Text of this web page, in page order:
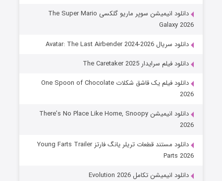
دانلود انیمیشن سوپر ماریو گلکسی The Super Mario
Galaxy 2026
دانلود سریال Avatar: The Last Airbender 2024-2026
دانلود فیلم سرایدار The Caretaker 2025
دانلود فیلم یک قاشق شکلات One Spoon of Chocolate
2026
دانلود انیمیشن There’s No Place Like Home, Snoopy
2026
دانلود مستند قطعات تریلر یانگ فارتز Young Farts Trailer
Parts 2026
دانلود انیمیشن تکامل Evolution 2026